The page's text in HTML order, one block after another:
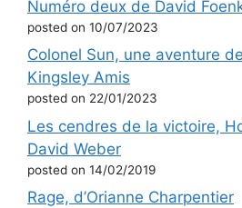
Numéro deux de David
posted on 10/07/2023
Colonel Sun, une aventure
Kingsley Amis
posted on 22/01/2023
Les cendres de la victoire,
David Weber
posted on 14/02/2019
Rage, d’Orianne Charpentier